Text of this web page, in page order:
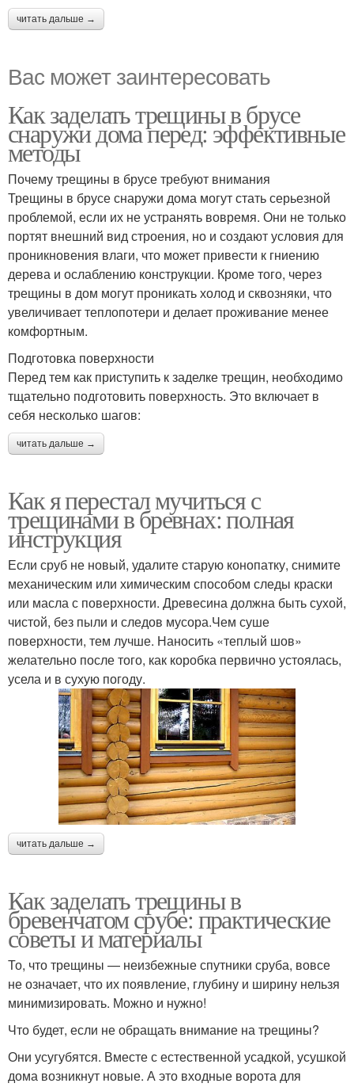
читать дальше →
Вас может заинтересовать
Как заделать трещины в брусе
снаружи дома перед: эффективные
методы
Почему трещины в брусе требуют внимания
Трещины в брусе снаружи дома могут стать серьезной
проблемой, если их не устранять вовремя. Они не только
портят внешний вид строения, но и создают условия для
проникновения влаги, что может привести к гниению
дерева и ослаблению конструкции. Кроме того, через
трещины в дом могут проникать холод и сквозняки, что
увеличивает теплопотери и делает проживание менее
комфортным.
Подготовка поверхности
Перед тем как приступить к заделке трещин, необходимо
тщательно подготовить поверхность. Это включает в
себя несколько шагов:
читать дальше →
Как я перестал мучиться с
трещинами в бревнах: полная
инструкция
Если сруб не новый, удалите старую конопатку, снимите
механическим или химическим способом следы краски
или масла с поверхности. Древесина должна быть сухой,
чистой, без пыли и следов мусора.Чем суше
поверхности, тем лучше. Наносить «теплый шов»
желательно после того, как коробка первично устоялась,
усела и в сухую погоду.
читать дальше →
Как заделать трещины в
бревенчатом срубе: практические
советы и материалы
То, что трещины — неизбежные спутники сруба, вовсе
не означает, что их появление, глубину и ширину нельзя
минимизировать. Можно и нужно!
Что будет, если не обращать внимание на трещины?
Они усугубятся. Вместе с естественной усадкой, усушкой
дома возникнут новые. А это входные ворота для